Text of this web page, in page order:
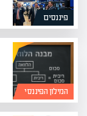
פיננסים
המילון הפיננסי